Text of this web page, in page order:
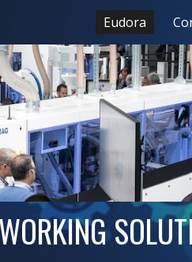
Skip to
Eudora